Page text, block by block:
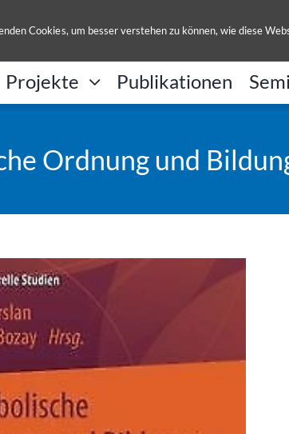
Projekte Publikationen
Ordnung und
Cookies, um besser verstehen zu können, wie diese